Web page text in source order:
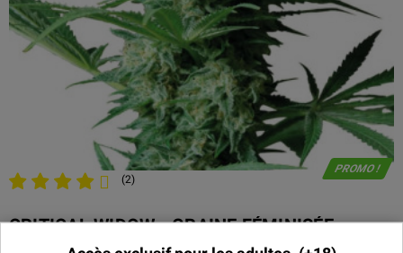
PROMO !
(2)
CRITICAL WIDOW - GRAINE FÉMINISÉE